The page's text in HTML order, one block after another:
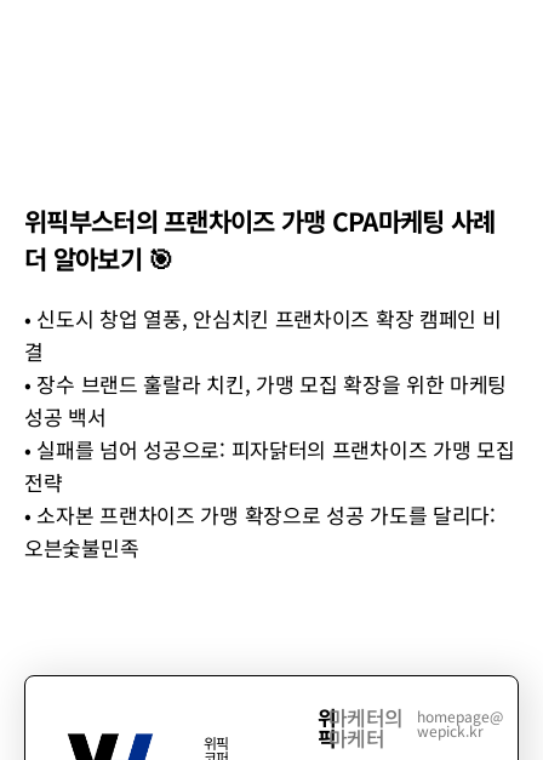
위픽부스터의 프랜차이즈 가맹 CPA마케팅 사례
더 알아보기 🎯
• 신도시 창업 열풍, 안심치킨 프랜차이즈 확장 캠페인 비
결
• 장수 브랜드 훌랄라 치킨, 가맹 모집 확장을 위한 마케팅
성공 백서
• 실패를 넘어 성공으로: 피자닭터의 프랜차이즈 가맹 모집
전략
•소자본 프랜차이즈 가맹 확장으로 성공 가도를 달리다:
오븐숯불민족
위픽
위
픽
마케터의
마케터
homepage@
wepick.kr